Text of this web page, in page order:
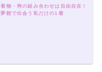
着物・袴の組み合わせは自由自在！
夢館で出会う私だけの1着